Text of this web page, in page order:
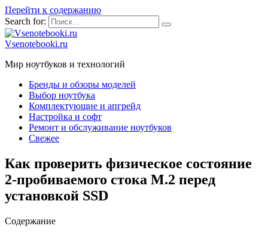
Перейти к содержанию
Search for:
Vsenotebooki.ru
Мир ноутбуков и технологий
Бренды и обзоры моделей
Выбор ноутбука
Комплектующие и апгрейд
Настройка и софт
Ремонт и обслуживание ноутбуков
Свежее
Как проверить физическое состояние
2-пробиваемого стока M.2 перед
установкой SSD
Содержание